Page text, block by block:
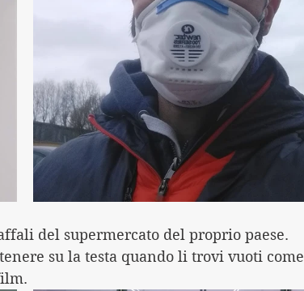
del supermercato del proprio paese.
su la testa quando li trovi vuoti come